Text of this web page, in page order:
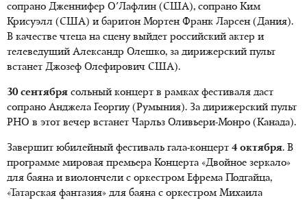
сопрано Дженнифер О'Лафлин (США), сопрано Ким
Крисуэлл (США) и баритон Мортен Франк Ларсен (Дания).
В качестве чтеца на сцену выйдет российский актер и
телеведущий Александр Олешко, за дирижерский пульт
встанет Джозеф Олефирович США).
30 сентября сольный концерт в рамках фестиваля даст
сопрано Анджела Георгиу (Румыния). За дирижерский пульт
РНО в этот вечер встанет Чарльз Оливьери-Монро (Канада).
Завершит юбилейный фестиваль гала-концерт 4 октября. В
программе мировая премьера Концерта «Двойное зеркало»
для баяна и виолончели с оркестром Ефрема Подгайца,
«Татарская фантазия» для баяна с оркестром Михаила